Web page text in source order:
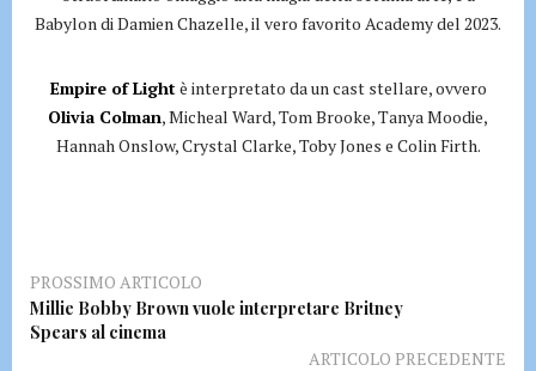
Babylon di Damien Chazelle, il vero favorito Academy del 2023.
Empire of Lightè interpretato da un cast stellare, ovvero
Olivia Colman, Micheal Ward, Tom Brooke, Tanya Moodie,
Hannah Onslow, Crystal Clarke, Toby Jones e Colin Firth.
PROSSIMO ARTICOLO
Millie Bobby Brown vuole interpretare Britney
Spears al cinema
ARTICOLO PRECEDENTE